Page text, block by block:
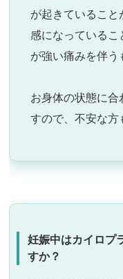
が起きていること
感になっているこ
が強い痛みを伴う
お身体の状態に合
すので、不安な方
妊娠中はカイロプラクティックを受けても大丈夫で
すか？